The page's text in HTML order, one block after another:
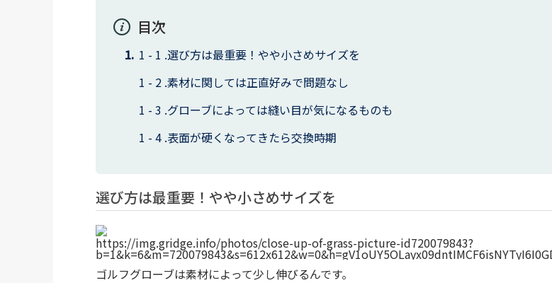
目次
選び方は最重要！やや小さめサイズを
素材に関しては正直好みで問題なし
グローブによっては縫い目が気になるものも
表面が硬くなってきたら交換時期
選び方は最重要！やや小さめサイズを
https://img.gridge.info/photos/close-up-of-grass-picture-id720079843?
ゴルフグローブは素材によって少し伸びるんです。